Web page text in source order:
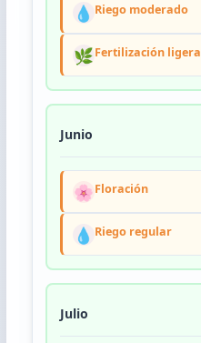
💧 Riego moderado
🌿Fertilización ligera
Junio
🌸Floración
💧 Riego regular
Julio